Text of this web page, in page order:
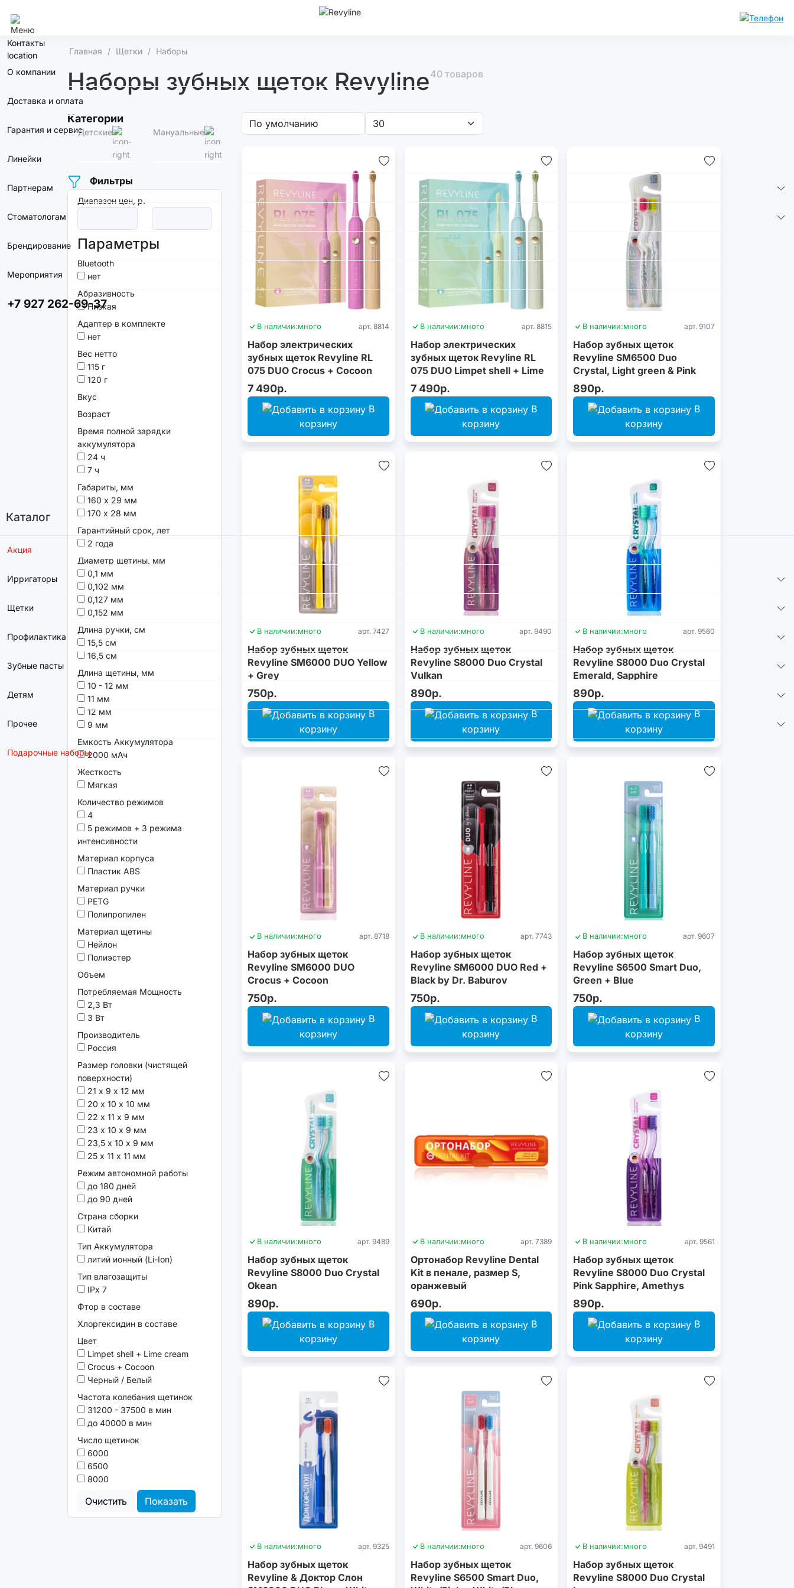
Контакты
О компании
Доставка и оплата
Гарантия и сервис
Линейки
Партнерам
Стоматологам
Брендирование
Мероприятия
+7 927 262-69-37
Каталог
Акция
Ирригаторы
Щетки
Профилактика
Зубные пасты
Детям
Прочее
Подарочные наборы
Главная Щетки Наборы
Наборы зубных щеток Revyline40 товаров
Категории
Детские Мануальные Электрические Наборы Насадки Аксессуары
Фильтры
Диапазон цен, р.
Параметры
Bluetooth
нет
Абразивность
Низкая
Адаптер в комплекте
нет
Вес нетто
115 г
120 г
Вкус
Возраст
Время полной зарядки
аккумулятора
24 ч
7 ч
Габариты, мм
160 х 29 мм
170 х 28 мм
Гарантийный срок, лет
2 года
Диаметр щетины, мм
0,1 мм
0,102 мм
0,127 мм
0,152 мм
Длина ручки, см
15,5 см
16,5 см
Длина щетины, мм
10 - 12 мм
11 мм
12 мм
9 мм
Емкость Аккумулятора
2000 мАч
Жесткость
Мягкая
Количество режимов
4
5 режимов + 3 режима
интенсивности
Материал корпуса
Пластик ABS
Материал ручки
PETG
Полипропилен
Материал щетины
Нейлон
Полиэстер
Объем
Потребляемая Мощность
2,3 Вт
3 Вт
Производитель
Россия
Размер головки (чистящей
поверхности)
21 х 9 х 12 мм
20 х 10 х 10 мм
22 х 11 х 9 мм
23 х 10 х 9 мм
23,5 х 10 х 9 мм
25 х 11 х 11 мм
Режим автономной работы
до 180 дней
до 90 дней
Страна сборки
Китай
Тип Аккумулятора
литий ионный (Li-Ion)
Тип влагозащиты
IPx 7
Фтор в составе
Хлоргексидин в составе
Цвет
Limpet shell + Lime cream
Сrocus + Сocoon
Черный / Белый
Частота колебания щетинок
31200 - 37500 в мин
до 40000 в мин
Число щетинок
6000
6500
8000
Очистить Показать
В наличии:много арт. 8814
Набор электрических
зубных щеток Revyline RL
075 DUO Сrocus + Сocoon
7 490р.
В
корзину
В наличии:много арт. 8815
Набор электрических
зубных щеток Revyline RL
075 DUO Limpet shell + Lime
cream
7 490р.
В
корзину
В наличии:много арт. 9107
Набор зубных щеток
Revyline SM6500 Duo
Crystal, Light green & Pink
890р.
В
корзину
В наличии:много арт. 7427
Набор зубных щеток
Revyline SM6000 DUO Yellow
+ Grey
750р.
В
корзину
В наличии:много арт. 9490
Набор зубных щеток
Revyline S8000 Duo Crystal
Vulkan
890р.
В
корзину
В наличии:много арт. 9560
Набор зубных щеток
Revyline S8000 Duo Crystal
Emerald, Sapphire
890р.
В
корзину
В наличии:много арт. 8718
Набор зубных щеток
Revyline SM6000 DUO
Сrocus + Сocoon
750р.
В
корзину
В наличии:много арт. 7743
Набор зубных щеток
Revyline SM6000 DUO Red +
Black by Dr. Baburov
750р.
В
корзину
В наличии:много арт. 9607
Набор зубных щеток
Revyline S6500 Smart Duo,
Green + Blue
750р.
В
корзину
В наличии:много арт. 9489
Набор зубных щеток
Revyline S8000 Duo Crystal
Okean
890р.
В
корзину
В наличии:много арт. 7389
Ортонабор Revyline Dental
Kit в пенале, размер S,
оранжевый
690р.
В
корзину
В наличии:много арт. 9561
Набор зубных щеток
Revyline S8000 Duo Crystal
Pink Sapphire, Amethys
890р.
В
корзину
В наличии:много арт. 9325
Набор зубных щеток
Revyline & Доктор Слон
В наличии:много арт. 9606
Набор зубных щеток
Revyline S6500 Smart Duo,
В наличии:много арт. 9491
Набор зубных щеток
Revyline S8000 Duo Crystal